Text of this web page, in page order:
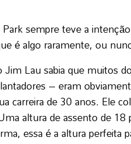
sempre teve a
é algo raramente, ou
Jim Lau sabia que muitos
– eram
carreira de 30 anos. Ele
altura de assento de 18
essa é a altura perfeita